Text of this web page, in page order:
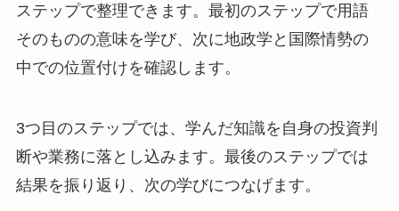
ステップで整理できます。最初のステップで用語
そのものの意味を学び、次に地政学と国際情勢の
中での位置付けを確認します。
3つ目のステップでは、学んだ知識を自身の投資判
断や業務に落とし込みます。最後のステップでは
結果を振り返り、次の学びにつなげます。